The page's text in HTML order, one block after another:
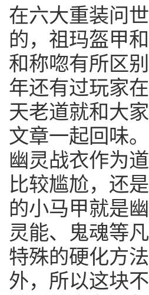
在六大重装问
的，祖玛盔甲
和称唿有所区
年还有过玩家
天老道就和大
文章一起回味。
幽灵战衣作为
比较尴尬，还
的小马甲就是
灵能、鬼魂等
特殊的硬化方
外，所以这块